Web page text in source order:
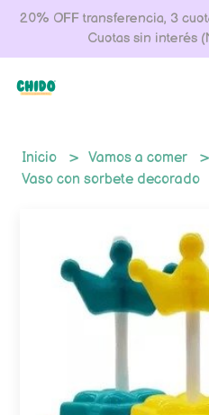
20% OFF transferencia, 3
Cuotas sin interés
Inicio
Vamos a comer
Vaso con sorbete decorado